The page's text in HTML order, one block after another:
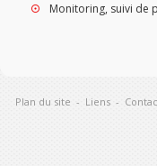
Monitoring, suivi de
Plan du site - Liens -